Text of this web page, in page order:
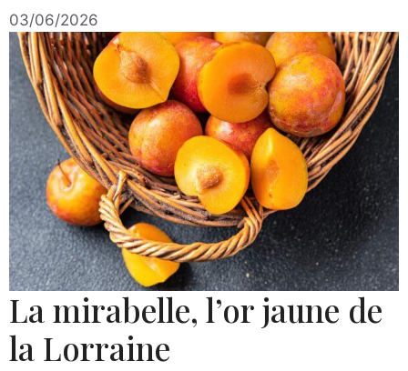
03/06/2026
La mirabelle, l’or jaune de
la Lorraine